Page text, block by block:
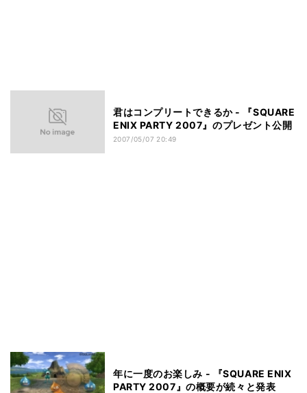
君はコンプリートできるか - 『SQUARE
ENIX PARTY 2007』のプレゼント公開
2007/05/07 20:49
年に一度のお楽しみ - 『SQUARE ENIX
PARTY 2007』の概要が続々と発表